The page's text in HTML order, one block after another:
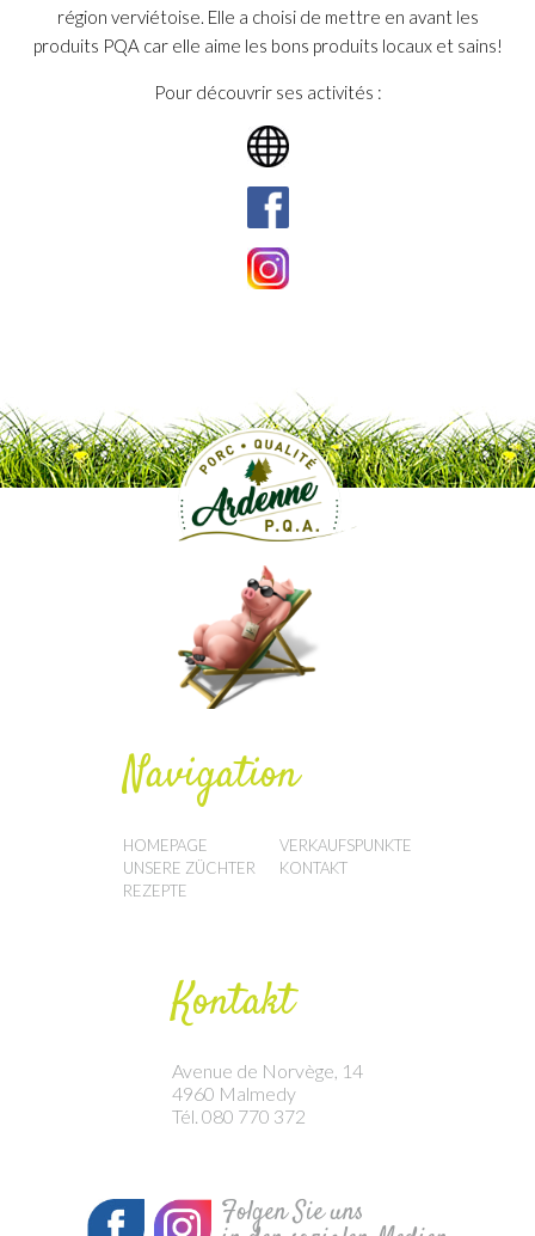
région verviétoise. Elle a choisi de mettre en avant les
produits PQA car elle aime les bons produits locaux et sains!
Pour découvrir ses activités :
Navigation
HOMEPAGE
UNSERE ZÜCHTER
REZEPTE
VERKAUFSPUNKTE
KONTAKT
Kontakt
Avenue de Norvège, 14
4960 Malmedy
Tél. 080 770 372
Folgen Sie uns